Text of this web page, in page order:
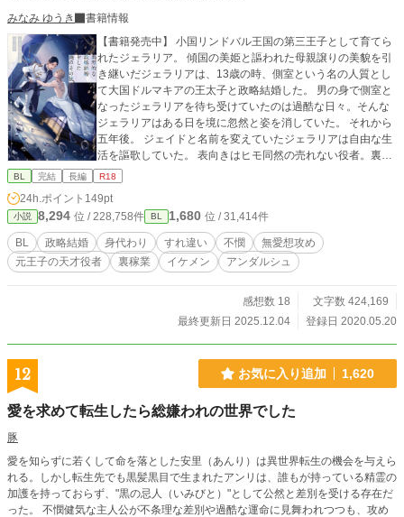
みなみ ゆうき
書籍情報
【書籍発売中】 小国リンドバル王国の第三王子として育てら
れたジェラリア。 傾国の美姫と謳われた母親譲りの美貌を引
き継いだジェラリアは、13歳の時、側室という名の人質とし
て大国ドルマキアの王太子と政略結婚した。 男の身で側室と
なったジェラリアを待ち受けていたのは過酷な日々。そんな
ジェラリアはある日を境に忽然と姿を消していた。 それから
五年後。 ジェイドと名前を変えていたジェラリアは自由な生
活を謳歌していた。 表向きはヒモ同然の売れない役者。裏の
顔は依頼人の指定どおりの人物を完璧に演じることで高額な
者。 そんなジェイドは、ひょんなことからかつての自分であ
るリンドバル王国のジェラリア王子の身代わりとしてドルマ
キア王国に雇われる羽目になり…… ※2023年8月9日web連載
完結致しました！ 2025年12月4日番外編完結しました。 あり
がとうございます。
BL 完結 長編 R18
24h.ポイント 149pt
小説 8,294 位 / 228,758件 BL 1,680 位 / 31,414件
BL 政略結婚 身代わり すれ違い 不憫
無愛想攻め
元王子の天才役者
裏稼業 イケメン アンダルシュ
感想数 18
文字数 424,169
最終更新日 2025.12.04
登録日 2020.05.20
12 お気に入り追加 1,620
愛を求めて転生したら総嫌われの世界でした
豚
愛を知らずに若くして命を落とした安里（あんり）は異世界転生の機会を与えら
れる。しかし転生先でも黒髪黒目で生まれたアンリは、誰もが持っている精霊の
加護を持っておらず、"黒の忌人（いみびと）"として公然と差別を受ける存在だ
った。 不憫健気な主人公が不条理な差別や過酷な運命に見舞われつつも、攻め